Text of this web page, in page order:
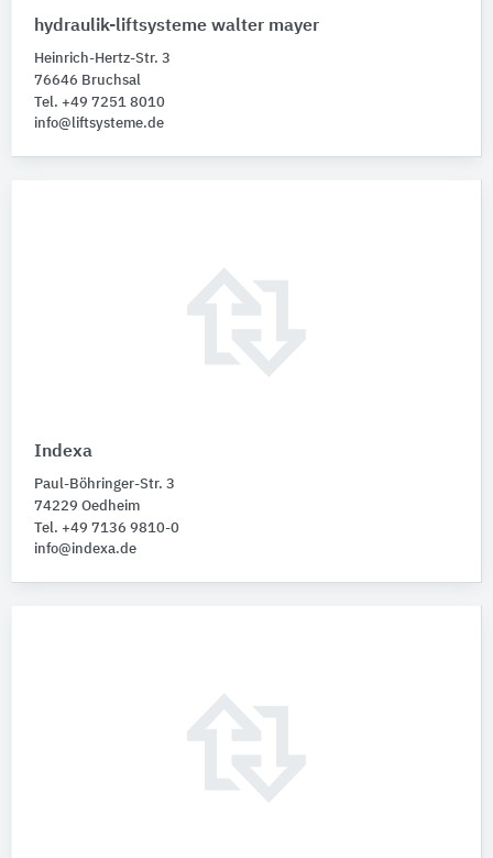
hydraulik-liftsysteme walter mayer
Heinrich-Hertz-Str. 3
76646 Bruchsal
Tel. +49 7251 8010
info@liftsysteme.de
Indexa
Paul-Böhringer-Str. 3
74229 Oedheim
Tel. +49 7136 9810-0
info@indexa.de